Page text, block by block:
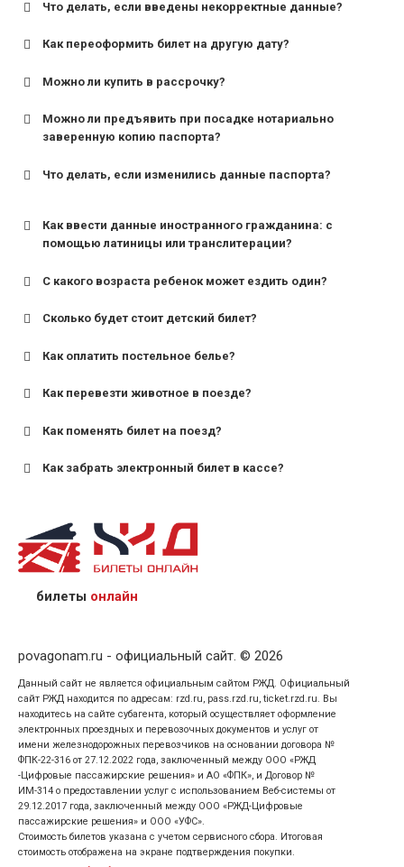
Что делать, если введены некорректные данные?
Как переоформить билет на другую дату?
Можно ли купить в рассрочку?
Можно ли предъявить при посадке нотариально
заверенную копию паспорта?
Что делать, если изменились данные паспорта?
Как ввести данные иностранного гражданина: с
помощью латиницы или транслитерации?
С какого возраста ребенок может ездить один?
для поездов дальнего следования — от 10 лет и
для пригородных поездов — от 7 лет.
Сколько будет стоит детский билет?
Как оплатить постельное белье?
Как перевезти животное в поезде?
Как поменять билет на поезд?
Как забрать электронный билет в кассе?
назвав кассиру 14-значный номер заказа;
предъявив удостоверение личности пассажира, на
кого оформлен билет.
билеты онлайн
povagonam.ru - официальный сайт. © 2026
Данный сайт не является официальным сайтом РЖД. Официальный
сайт РЖД находится по адресам: rzd.ru, pass.rzd.ru, ticket.rzd.ru. Вы
находитесь на сайте субагента, который осуществляет оформление
электронных проездных и перевозочных документов и услуг от
имени железнодорожных перевозчиков на основании договора №
ФПК-22-316 от 27.12.2022 года, заключенный между ООО «РЖД
-Цифровые пассажирские решения» и АО «ФПК», и Договор №
ИМ-314 о предоставлении услуг с использованием Веб-системы от
29.12.2017 года, заключенный между ООО «РЖД-Цифровые
пассажирские решения» и ООО «УФС».
Стоимость билетов указана с учетом сервисного сбора. Итоговая
стоимость отображена на экране подтверждения покупки.